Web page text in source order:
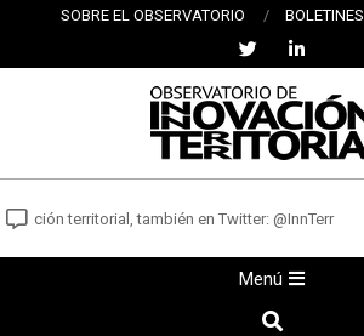
contenido
SOBRE EL OBSERVATORIO BOLETINES
OBSERVATORIO
DE
INNOVACIÓN
TERRITORIAL
territorial, también en Twitter: @InnTerr
Menú
Buscar